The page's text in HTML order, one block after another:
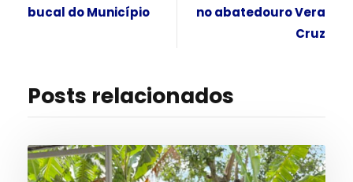
bucal do Município
no abatedouro Vera
Cruz
Posts relacionados